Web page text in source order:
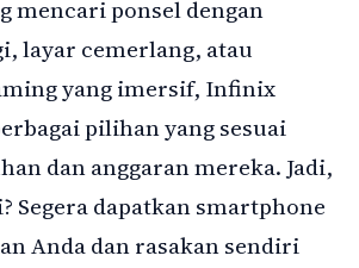
mencari ponsel dengan
layar cemerlang, atau
yang imersif, Infinix
pilihan yang sesuai
dan anggaran mereka. Jadi,
Segera dapatkan smartphone
Anda dan rasakan sendiri